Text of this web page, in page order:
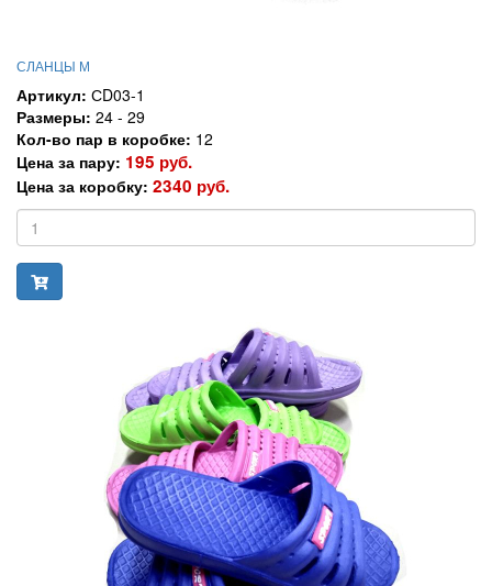
СЛАНЦЫ М
Артикул: СD03-1
Размеры: 24 - 29
Кол-во пар в коробке: 12
Цена за пару: 195 руб.
Цена за коробку: 2340 руб.